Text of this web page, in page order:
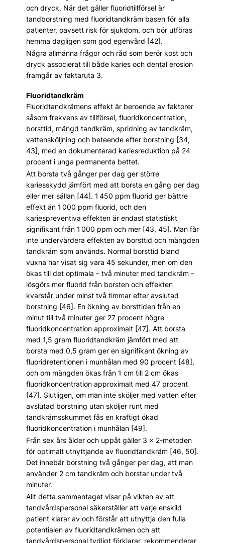
och dryck. När det gäller fluoridtillförsel är
tandborstning med fluoridtandkräm basen för alla
patienter, oavsett risk för sjukdom, och bör utföras
hemma dagligen som god egenvård [42].
Några allmänna frågor och råd som berör kost och
dryck associerat till både karies och dental erosion
framgår av faktaruta 3.
Fluoridtandkräm
Fluoridtandkrämens effekt är beroende av faktorer
såsom frekvens av tillförsel, fluoridkoncentration,
borsttid, mängd tandkräm, spridning av tandkräm,
vattensköljning och beteende efter borstning [34,
43], med en dokumenterad kariesreduktion på 24
procent i unga permanenta bettet.
Att borsta två gånger per dag ger större
kariesskydd jämfört med att borsta en gång per dag
eller mer sällan [44]. 1 450 ppm fluorid ger bättre
effekt än 1 000 ppm fluorid, och den
kariespreventiva effekten är endast statistiskt
signifikant från 1 000 ppm och mer [43, 45]. Man får
inte undervärdera effekten av borsttid och mängden
tandkräm som används. Normal borsttid bland
vuxna har visat sig vara 45 sekunder, men om den
ökas till det optimala – två minuter med tandkräm –
lösgörs mer fluorid från borsten och effekten
kvarstår under minst två timmar efter avslutad
borstning [46]. En ökning av borsttiden från en
minut till två minuter ger 27 procent högre
fluoridkoncentration approximalt [47]. Att borsta
med 1,5 gram fluoridtandkräm jämfört med att
borsta med 0,5 gram ger en signifikant ökning av
fluoridretentionen i munhålan med 90 procent [48],
och om mängden ökas från 1 cm till 2 cm ökas
fluoridkoncentration approximalt med 47 procent
[47]. Slutligen, om man inte sköljer med vatten efter
avslutad borstning utan sköljer runt med
tandkrämsskummet fås en kraftigt ökad
fluoridkoncentration i munhålan [49].
Från sex års ålder och uppåt gäller 3 x 2-metoden
för optimalt utnyttjande av fluoridtandkräm [46, 50].
Det innebär borstning två gånger per dag, att man
använder 2 cm tandkräm och borstar under två
minuter.
Allt detta sammantaget visar på vikten av att
tandvårdspersonal säkerställer att varje enskild
patient klarar av och förstår att utnyttja den fulla
potentialen av fluoridtandkrämen och att
tandvårdspersonal tydligt förklarar, rekommenderar